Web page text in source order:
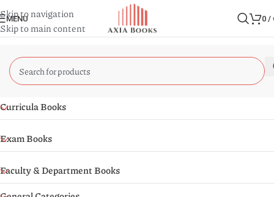
Skip to navigation
Skip to main content
MENU 0 /
Curricula Books
Exam Books
Faculty & Department Books